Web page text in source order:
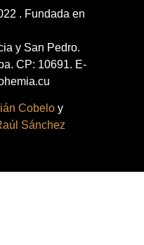
. Fundada en
y San Pedro.
CP: 10691. E-
Cobelo y
Sánchez